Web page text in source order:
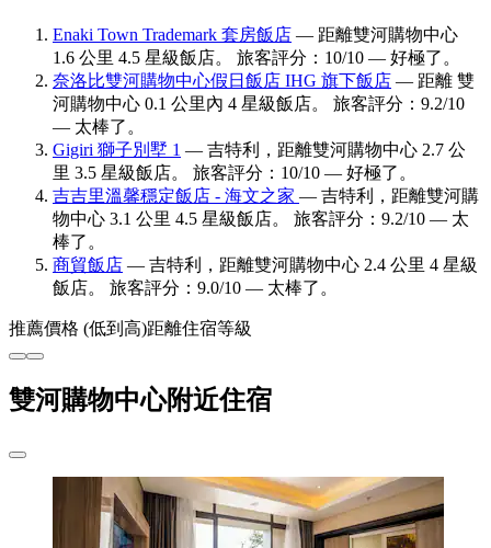
Enaki Town Trademark 套房飯店 — 距離雙河購物中心
1.6 公里 4.5 星級飯店。 旅客評分：10/10 — 好極了。
奈洛比雙河購物中心假日飯店 IHG 旗下飯店 — 距離 雙
河購物中心 0.1 公里內 4 星級飯店。 旅客評分：9.2/10
— 太棒了。
Gigiri 獅子別墅 1 — 吉特利，距離雙河購物中心 2.7 公
里 3.5 星級飯店。 旅客評分：10/10 — 好極了。
吉吉里溫馨穩定飯店 - 海文之家 — 吉特利，距離雙河購
物中心 3.1 公里 4.5 星級飯店。 旅客評分：9.2/10 — 太
棒了。
商貿飯店 — 吉特利，距離雙河購物中心 2.4 公里 4 星級
飯店。 旅客評分：9.0/10 — 太棒了。
推薦價格 (低到高)距離住宿等級
雙河購物中心附近住宿